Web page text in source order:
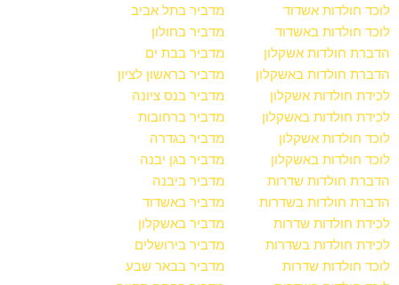
לוכד חולדות אשדוד
לוכד חולדות באשדוד
הדברת חולדות אשקלון
הדברת חולדות באשקלון
לכידת חולדות אשקלון
לכידת חולדות באשקלון
לוכד חולדות אשקלון
לוכד חולדות באשקלון
הדברת חולדות שדרות
הדברת חולדות בשדרות
לכידת חולדות שדרות
לכידת חולדות בשדרות
לוכד חולדות שדרות
מדביר בתל אביב
מדביר בחולון
מדביר בבת ים
מדביר בראשון לציון
מדביר בנס ציונה
מדביר ברחובות
מדביר בגדרה
מדביר בגן יבנה
מדביר ביבנה
מדביר באשדוד
מדביר באשקלון
מדביר בירושלים
מדביר בבאר שבע